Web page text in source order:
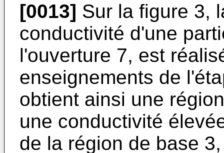
[0013] Sur la figure 3,
conductivité d'une
l'ouverture 7, est
enseignements de
obtient ainsi une
une conductivité
de la région de base